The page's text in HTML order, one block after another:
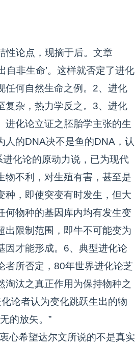
性论点，现摘于后。文章
自非生命’。这样就否定了进化
任何自然生命之例。2、进化
复杂，热力学反之。3、进化
进化论立证之胚胎学主张的生
人的DNA决不是鱼的DNA，认
化论的原动力说，已为现代
物不利，对生殖有害，甚至是
种，即使突变有时发生，但大
何物种的基因库内均有发生变
出限制范围，即牛不可能变为
因才能形成。6、典型进化论
者所否定，80年世界进化论芝
淘汰之真正作用为保持物种之
论者认为变化跳跃生出的物
的放矢。”
心希望达尔文所说的不是真实